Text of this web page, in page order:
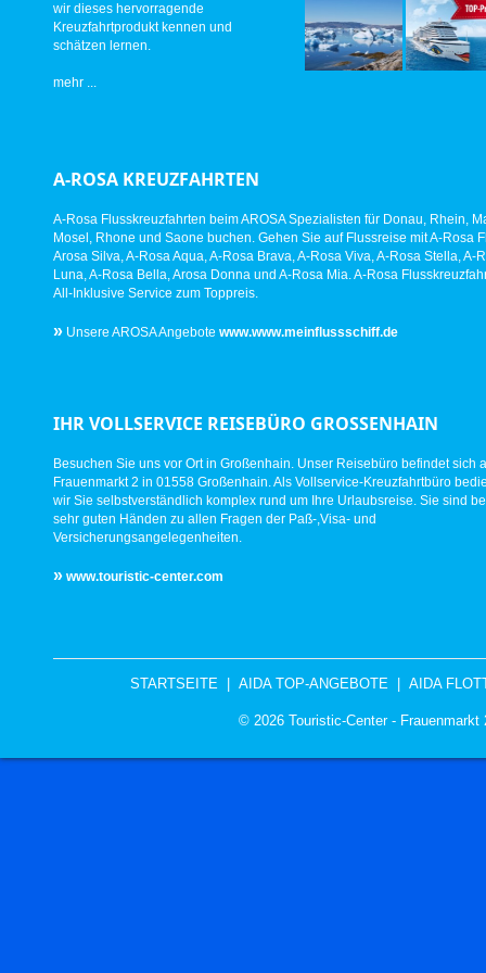
wir dieses hervorragende
Kreuzfahrtprodukt kennen und
schätzen lernen.
mehr ...
A-ROSA KREUZFAHRTEN
A-Rosa Flusskreuzfahrten beim AROSA Spezialisten für Donau, Rhein,
Mosel, Rhone und Saone buchen. Gehen Sie auf Flussreise mit A-Rosa
Arosa Silva, A-Rosa Aqua, A-Rosa Brava, A-Rosa Viva, A-Rosa Stella, A-
Luna, A-Rosa Bella, Arosa Donna und A-Rosa Mia. A-Rosa
All-Inklusive Service zum Toppreis.
» Unsere AROSA Angebote www.www.meinflussschiff.de
IHR VOLLSERVICE REISEBÜRO GROSSENHAIN
Besuchen Sie uns vor Ort in Großenhain. Unser Reisebüro befindet sich
Frauenmarkt 2 in 01558 Großenhain. Als Vollservice-Kreuzfahrtbüro
wir Sie selbstverständlich komplex rund um Ihre Urlaubsreise. Sie sind
sehr guten Händen zu allen Fragen der Paß-,Visa- und
Versicherungsangelegenheiten.
» www.touristic-center.com
STARTSEITE| AIDA TOP-ANGEBOTE| AIDA
© 2026 Touristic-Center -